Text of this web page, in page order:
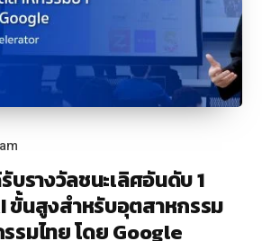
รางวัลชนะเลิศอันดับ 1
ขั้นสูงสำหรับอุตสาหกรรม
รมไทย โดย Google